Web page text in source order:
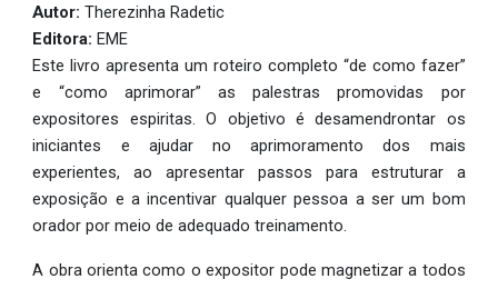
Autor:Therezinha Radetic
Editora: EME
Este livro apresenta um roteiro completo “de como fazer”
e “como aprimorar” as palestras promovidas por
expositores espiritas. O objetivo é desamendrontar os
iniciantes e ajudar no aprimoramento dos mais
experientes, ao apresentar passos para estruturar a
exposição e a incentivar qualquer pessoa a ser um bom
orador por meio de adequado treinamento.
A obra orienta como o expositor pode magnetizar a todos